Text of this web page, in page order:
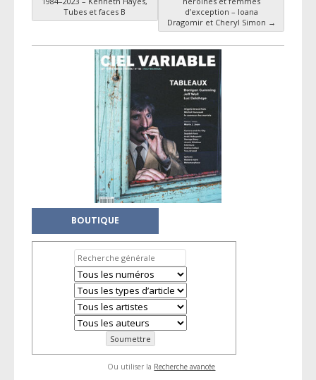
Navigation des articles
Tubes et faces B
d’exception – Ioana
Dragomir et Cheryl Simon →
BOUTIQUE
Ou utiliser la Recherche avancée